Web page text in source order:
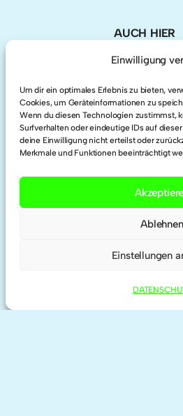
Einwilligung
Um dir ein optimales Erlebnis zu bieten,
Cookies, um Geräteinformationen zu
Wenn du diesen Technologien zustimmst,
Surfverhalten oder eindeutige IDs auf
deine Einwilligung nicht erteilst oder
Merkmale und Funktionen beeinträchtigt
Ablehnen
Einstellungen
AUCH HIER
Twitter
Researchgate
ORCID
IMPRESSUM | KONTAKT